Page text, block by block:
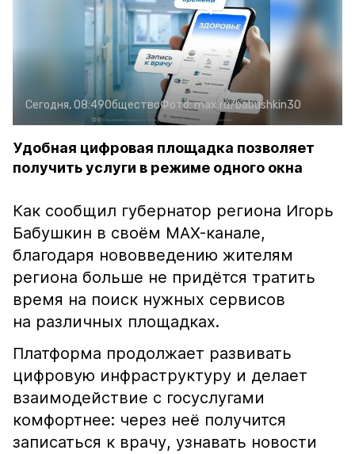
Сегодня, 08:49ОбществоФото:max.ru/babushkin30
Удобная цифровая площадка позволяет
получить услуги в режиме одного окна
Как сообщил губернатор региона Игорь
Бабушкин в своём MAX-канале,
благодаря нововведению жителям
региона больше не придётся тратить
время на поиск нужных сервисов
на различных площадках.
Платформа продолжает развивать
цифровую инфраструктуру и делает
взаимодействие с госуслугами
комфортнее: через неё получится
записаться к врачу, узнавать новости